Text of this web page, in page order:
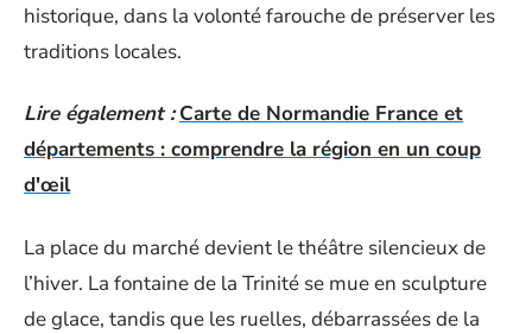
historique, dans la volonté farouche de préserver les
traditions locales.
Lire également : Carte de Normandie France et
départements : comprendre la région en un coup
d'œil
La place du marché devient le théâtre silencieux de
l’hiver. La fontaine de la Trinité se mue en sculpture
de glace, tandis que les ruelles, débarrassées de la